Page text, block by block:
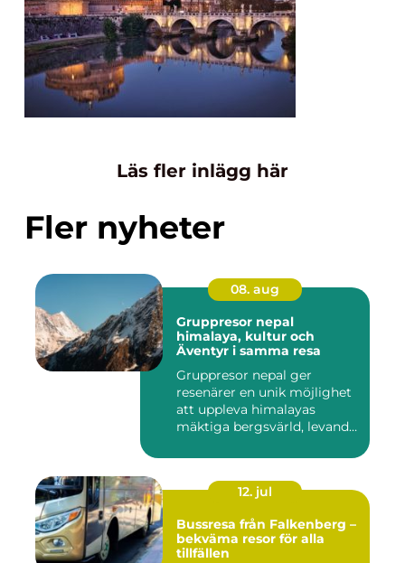
Läs fler inlägg här
Fler nyheter
08. aug
Gruppresor nepal
himalaya, kultur och
Äventyr i samma resa
Gruppresor nepal ger
resenärer en unik möjlighet
att uppleva himalayas
mäktiga bergsvärld, levande
12. jul
Bussresa från Falkenberg –
bekväma resor för alla
tillfällen